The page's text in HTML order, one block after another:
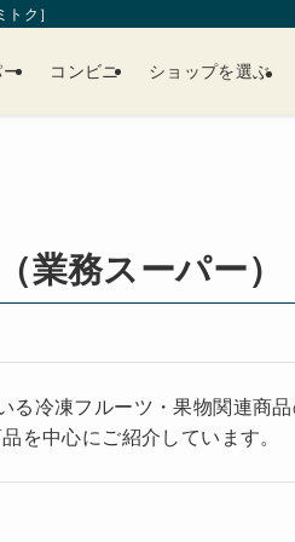
ク］
ー コンビニ ショップを選ぶ
業務スーパー）
る冷凍フルーツ・果物関連商
を中心にご紹介しています。